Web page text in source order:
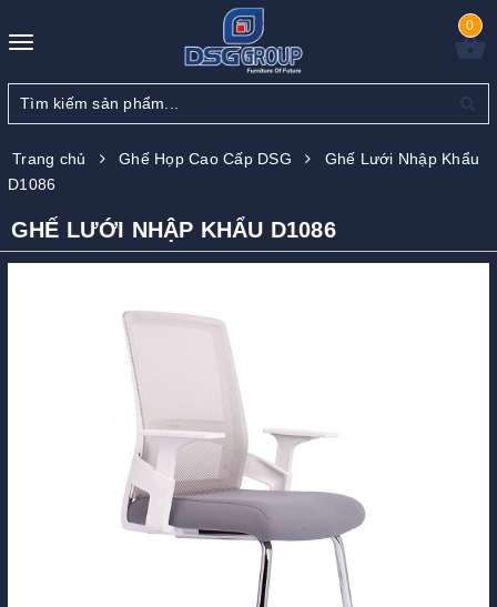
Toggle
0
Trang chủ Ghế Họp Cao Cấp DSG
Ghế Lưới Nhập Khẩu
D1086
GHẾ LƯỚI NHẬP KHẨU D1086